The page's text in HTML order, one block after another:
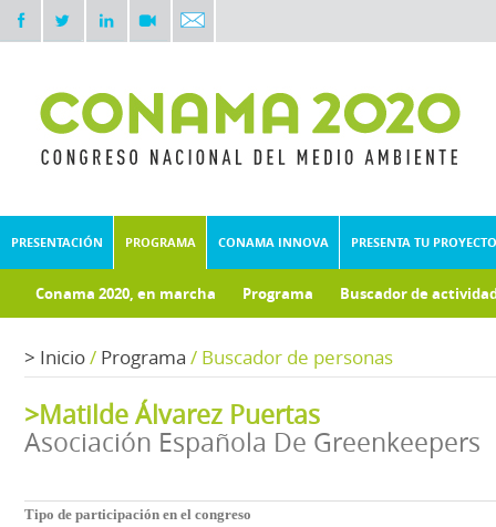
PRESENTACIÓN PROGRAMA CONAMA INNOVA PRESENTA TU PROYECTO
Conama 2020, en marcha Programa Buscador de
> Inicio/ Programa / Buscador de personas
>Matilde Álvarez Puertas
Asociación Española De Greenkeepers
Tipo de participación en el congreso